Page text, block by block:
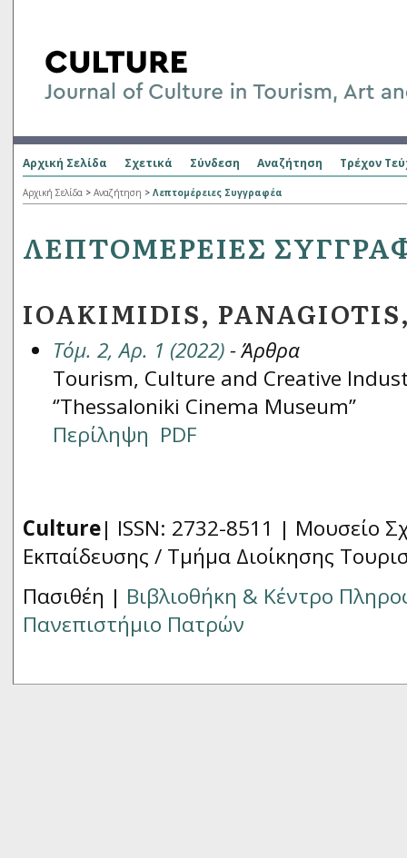
Αρχική Σελίδα Σχετικά Σύνδεση Αναζήτηση Τρέχον
Αρχική Σελίδα > Αναζήτηση > Λεπτομέρειες Συγγραφέα
ΛΕΠΤΟΜΈΡΕΙΕΣ
IOAKIMIDIS,
Τόμ. 2, Αρ. 1 (2022)- Άρθρα
Tourism, Culture and Creative
‘’Thessaloniki Cinema Museum’’
Περίληψη PDF
Culture| ISSN: 2732-8511 | Μουσείο
Εκπαίδευσης / Τμήμα Διοίκησης
Πασιθέη | Βιβλιοθήκη & Κέντρο
Πανεπιστήμιο Πατρών